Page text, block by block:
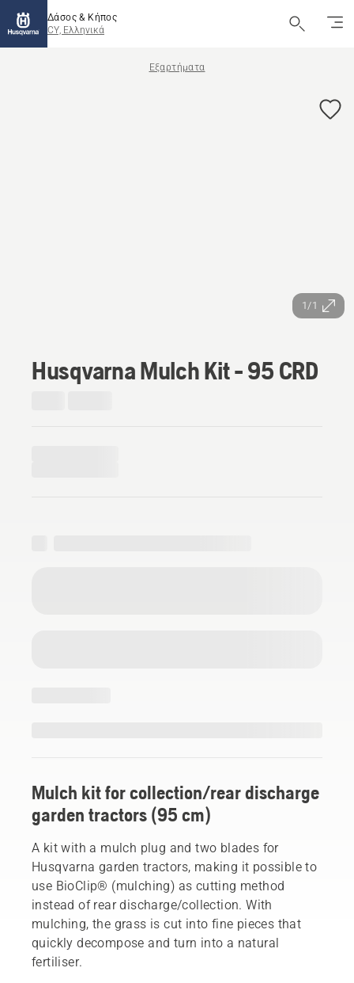
Δάσος & Κήπος
CY, Ελληνικά
Εξαρτήματα
1/1
Husqvarna Mulch Kit - 95 CRD
Mulch kit for collection/rear discharge
garden tractors (95 cm)
A kit with a mulch plug and two blades for
Husqvarna garden tractors, making it possible to
use BioClip® (mulching) as cutting method
instead of rear discharge/collection. With
mulching, the grass is cut into fine pieces that
quickly decompose and turn into a natural
fertiliser.